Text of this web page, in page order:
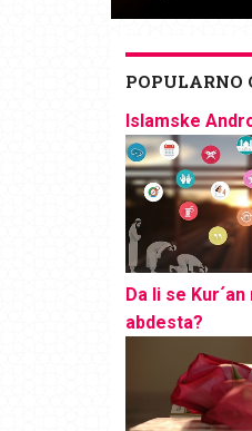
POPULARNO
Islamske
Da li se
abdesta?